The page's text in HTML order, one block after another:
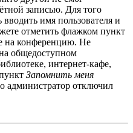
записью. Для того
имя пользователя и
отметить флажком пункт
на конференцию. Не
общедоступном
интернет-кафе,
Запомнить меня
администратор отключил